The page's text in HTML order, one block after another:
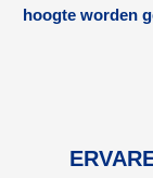
hoogte worden